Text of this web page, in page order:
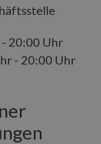
20:00 Uhr
- 20:00 Uhr